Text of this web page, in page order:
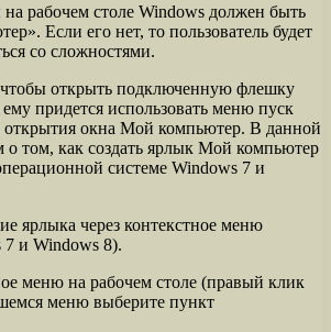
рабочем столе Windows должен быть
Если его нет, то пользователь будет
со сложностями.
открыть подключенную флешку
придется использовать меню пуск
открытия окна Мой компьютер. В данной
о том, как создать ярлык Мой компьютер
системе Windows 7 и
ярлыка через контекстное меню
7 и Windows 8).
меню на рабочем столе (правый клик
меню выберите пункт